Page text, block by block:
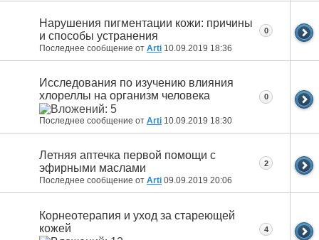
Нарушения пигментации кожи: причины
и способы устранения
Последнее сообщение от Arti 10.09.2019 18:36
0
Исследования по изучению влияния
хлореллы на организм человека
Последнее сообщение от Arti 10.09.2019 18:30
0
Летняя аптечка первой помощи с
эфирными маслами
Последнее сообщение от Arti 09.09.2019 20:06
2
Корнеотерапия и уход за стареющей
кожей
4